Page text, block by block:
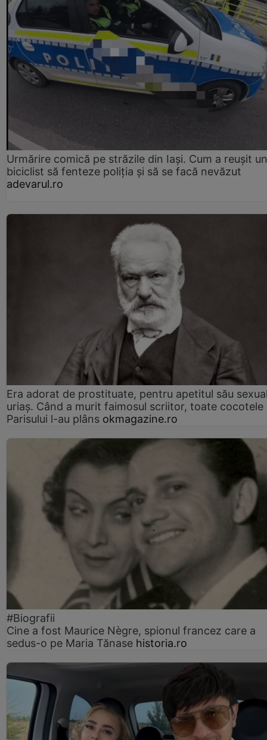
Urmărire comică pe străzile din Iași. Cum a reușit un
biciclist să fenteze poliția și să se facă nevăzut
adevarul.ro
Era adorat de prostituate, pentru apetitul său
uriaș. Când a murit faimosul scriitor, toate cocotele
Parisului l-au plâns okmagazine.ro
#Biografii
Cine a fost Maurice Nègre, spionul francez care a
sedus-o pe Maria Tănase historia.ro